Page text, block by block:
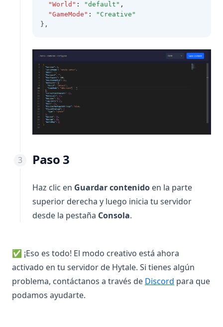
"World" : "default" ,
"GameMode" :
"Creative"
},
Paso 3
Haz clic en Guardar contenido en la parte
superior derecha y luego inicia tu servidor
desde la pestaña Consola.
✅ ¡Eso es todo! El modo creativo está ahora
activado en tu servidor de Hytale. Si tienes algún
problema, contáctanos a través de Discord (opens in a
para que
podamos ayudarte.